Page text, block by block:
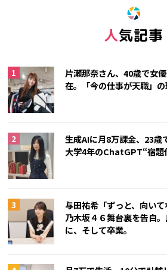
人気記事
片瀬那奈さん、40歳で女
在。「今の仕事が天職」の
生成AIに月8万課金、23歳
大学4年のChatGPT“宿題
与田祐希「ずっと、向い
乃木坂４６舞台裏を告白
に、そして卒業。